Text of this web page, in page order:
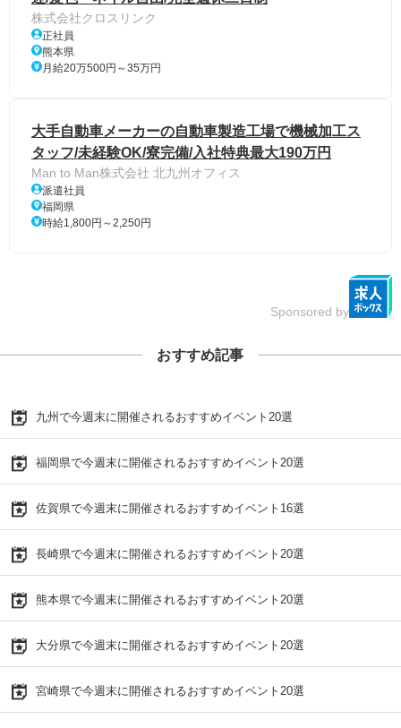
株式会社クロスリンク
正社員
熊本県
月給20万500円～35万円
大手自動車メーカーの自動車製造工場で機械加工ス
タッフ/未経験OK/寮完備/入社特典最大190万円
Man to Man株式会社 北九州オフィス
派遣社員
福岡県
時給1,800円～2,250円
Sponsored by
おすすめ記事
九州で今週末に開催されるおすすめイベント20選
福岡県で今週末に開催されるおすすめイベント20選
佐賀県で今週末に開催されるおすすめイベント16選
長崎県で今週末に開催されるおすすめイベント20選
熊本県で今週末に開催されるおすすめイベント20選
大分県で今週末に開催されるおすすめイベント20選
宮崎県で今週末に開催されるおすすめイベント20選